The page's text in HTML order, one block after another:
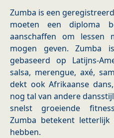
Zumba is een
moeten een diploma
aanschaffen om
mogen geven. Zumba
gebaseerd op Latijns-
salsa, merengue, axé,
dekt ook Afrikaanse
nog tal van andere
snelst groeiende
Zumba betekent
hebben.